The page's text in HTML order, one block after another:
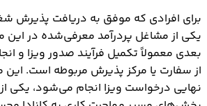
برای افرادی که موفق به دریافت پذیرش
یکی از مشاغل پردرآمد معرفی‌شده در این
بعدی معمولاً تکمیل فرآیند صدور ویزا و
از سفارت یا مرکز پذیرش مربوطه است. این
نهایی درخواست ویزا انجام می‌شود، یکی